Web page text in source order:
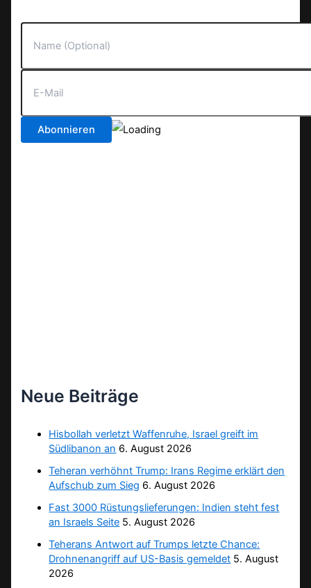
Neue Beiträge
Hisbollah verletzt Waffenruhe, Israel greift im
Südlibanon an 6. August 2026
Teheran verhöhnt Trump: Irans Regime erklärt den
Aufschub zum Sieg 6. August 2026
Fast 3000 Rüstungslieferungen: Indien steht fest
an Israels Seite 5. August 2026
Teherans Antwort auf Trumps letzte Chance:
Drohnenangriff auf US-Basis gemeldet 5. August
2026